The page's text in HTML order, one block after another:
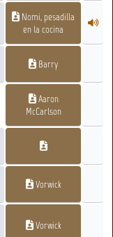
Nomi, pesadilla
en la cocina
Barry
Aaron
McCarlson
Vorwick
Vorwick